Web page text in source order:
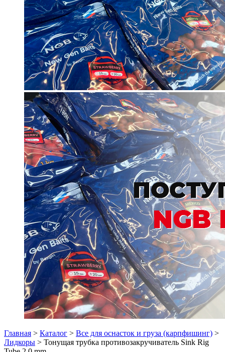
Главная > Каталог > Все для оснасток и груза (карпфишинг) >
Лидкоры > Тонущая трубка противозакручиватель Sink Rig